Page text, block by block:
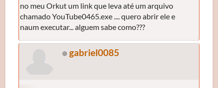
no meu Orkut um link que leva até um arquivo
chamado YouTube0465.exe .... quero abrir ele e
naum executar... alguem sabe como???
gabriel0085